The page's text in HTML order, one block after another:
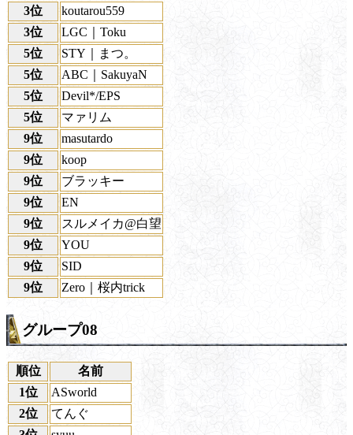
3位
koutarou559
3位
LGC｜Toku
5位
STY｜まつ。
5位
ABC｜SakuyaN
5位
Devil*/EPS
5位
マァリム
9位
masutardo
9位
koop
9位
ブラッキー
9位
EN
9位
スルメイカ@白望
9位
YOU
9位
SID
9位
Zero｜桜内trick
グループ08
順位
名前
1位
ASworld
2位
てんぐ